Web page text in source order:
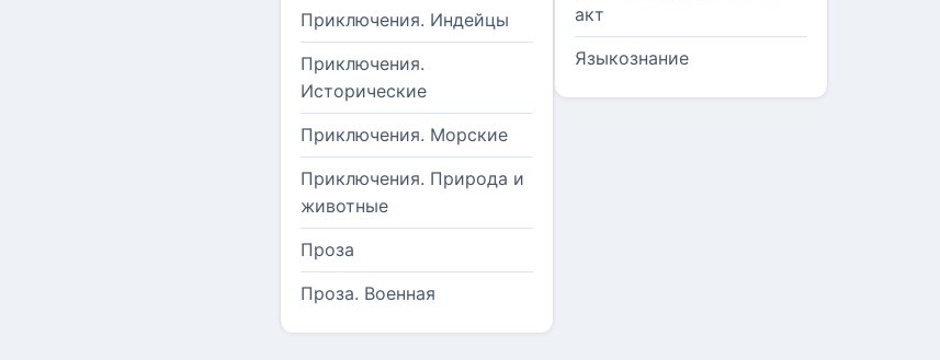
Приключения. Индейцы
Приключения.
Исторические
Приключения. Морские
Приключения. Природа и
животные
Проза
Проза. Военная
акт
Языкознание